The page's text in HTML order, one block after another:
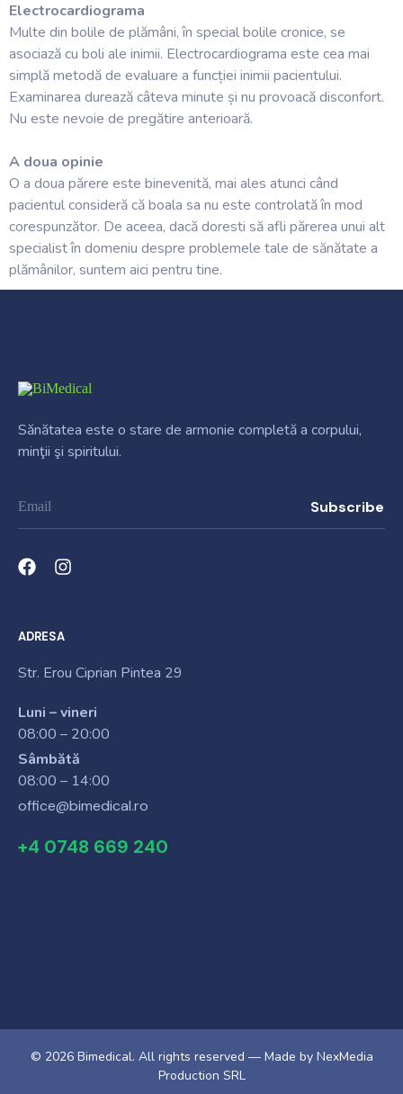
Electrocardiograma
Multe din bolile de plămâni, în special bolile cronice, se
asociază cu boli ale inimii. Electrocardiograma este cea mai
simplă metodă de evaluare a funcției inimii pacientului.
Examinarea durează câteva minute și nu provoacă disconfort.
Nu este nevoie de pregătire anterioară.
A doua opinie
O a doua părere este binevenită, mai ales atunci când
pacientul consideră că boala sa nu este controlată în mod
corespunzător. De aceea, dacă doresti să afli părerea unui alt
specialist în domeniu despre problemele tale de sănătate a
plămânilor, suntem aici pentru tine.
Sănătatea este o stare de armonie completă a corpului,
minţii şi spiritului.
ADRESA
Str. Erou Ciprian Pintea 29
Luni – vineri
08:00 – 20:00
Sâmbătă
08:00 – 14:00
office@bimedical.ro
+4 0748 669 240
© 2026 Bimedical. All rights reserved — Made by NexMedia
Production SRL